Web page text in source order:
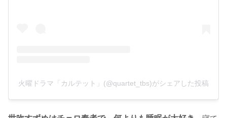
火曜ドラマ「カルテット」(@quartet_tbs)がシェアした投稿